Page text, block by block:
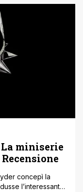
Figlio di Krypton e
(e si
La miniserie
concepì la
l’interessante